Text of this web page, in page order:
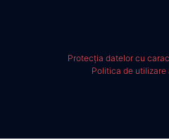
Protecția datelor cu
Politica de